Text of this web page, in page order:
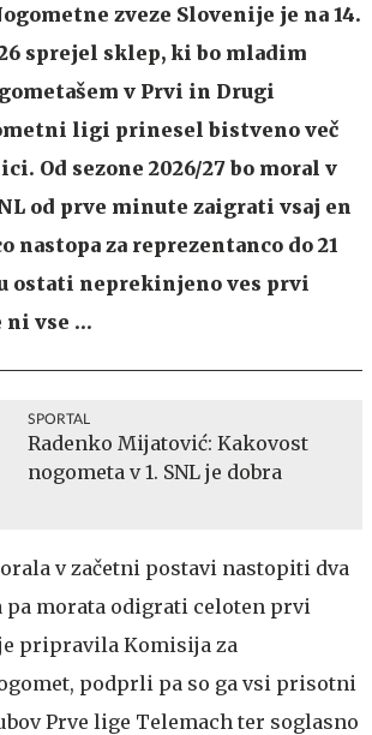
zveze Slovenije je na 14.
sprejel sklep, ki bo mladim
v Prvi in Drugi
ligi prinesel bistveno več
Od sezone 2026/27 bo moral v
od prve minute zaigrati vsaj en
nastopa za reprezentanco do 21
ostati neprekinjeno ves prvi
ni vse …
SPORTAL
Radenko Mijatović: Kakovost
nogometa v 1. SNL je dobra
v začetni postavi nastopiti dva
pa morata odigrati celoten prvi
pripravila Komisija za
podprli pa so ga vsi prisotni
Prve lige Telemach ter soglasno